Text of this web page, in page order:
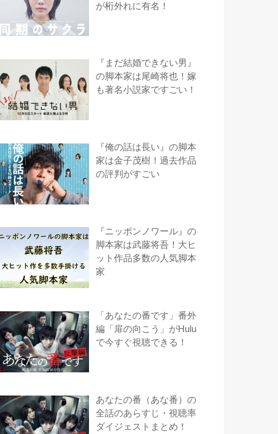
が桁外れに有名！
『まだ結婚できない男』
の脚本家は尾崎将也！嫁
も著名小説家ですごい！
『俺の話は長い』の脚本
家は金子茂樹！過去作品
の評判がすごい
『ニッポンノワール』の
脚本家は武藤将吾！大ヒ
ット作品多数の人気脚本
家
「あなたの番です」番外
編「扉の向こう」がHulu
で今すぐ視聴できる！
あなたの番（あな番）の
全話のあらすじ・視聴率
ダイジェストまとめ！